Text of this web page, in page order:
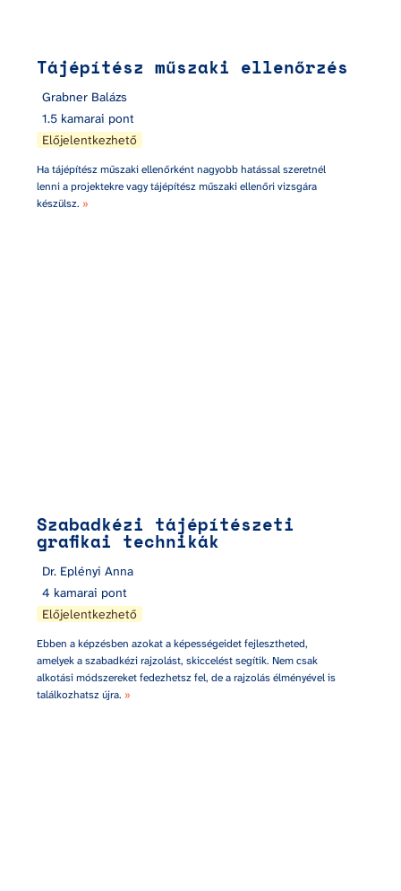
Tájépítész műszaki ellenőrzés
Grabner Balázs
1.5 kamarai pont
Előjelentkezhető
Ha tájépítész műszaki ellenőrként nagyobb hatással szeretnél
lenni a projektekre vagy tájépítész műszaki ellenőri vizsgára
készülsz. »
Szabadkézi tájépítészeti
grafikai technikák
Dr. Eplényi Anna
4 kamarai pont
Előjelentkezhető
Ebben a képzésben azokat a képességeidet fejlesztheted,
amelyek a szabadkézi rajzolást, skiccelést segítik. Nem csak
alkotási módszereket fedezhetsz fel, de a rajzolás élményével is
találkozhatsz újra. »